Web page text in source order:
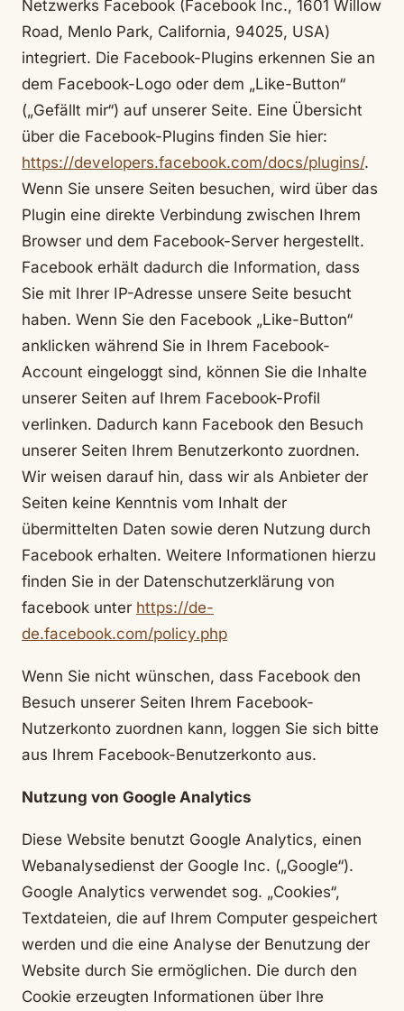
Netzwerks Facebook (Facebook Inc., 1601 Willow
Road, Menlo Park, California, 94025, USA)
integriert. Die Facebook-Plugins erkennen Sie an
dem Facebook-Logo oder dem „Like-Button“
(„Gefällt mir“) auf unserer Seite. Eine Übersicht
über die Facebook-Plugins finden Sie hier:
https://developers.facebook.com/docs/plugins/.
Wenn Sie unsere Seiten besuchen, wird über das
Plugin eine direkte Verbindung zwischen Ihrem
Browser und dem Facebook-Server hergestellt.
Facebook erhält dadurch die Information, dass
Sie mit Ihrer IP-Adresse unsere Seite besucht
haben. Wenn Sie den Facebook „Like-Button“
anklicken während Sie in Ihrem Facebook-
Account eingeloggt sind, können Sie die Inhalte
unserer Seiten auf Ihrem Facebook-Profil
verlinken. Dadurch kann Facebook den Besuch
unserer Seiten Ihrem Benutzerkonto zuordnen.
Wir weisen darauf hin, dass wir als Anbieter der
Seiten keine Kenntnis vom Inhalt der
übermittelten Daten sowie deren Nutzung durch
Facebook erhalten. Weitere Informationen hierzu
finden Sie in der Datenschutzerklärung von
facebook unter https://de-
de.facebook.com/policy.php
Wenn Sie nicht wünschen, dass Facebook den
Besuch unserer Seiten Ihrem Facebook-
Nutzerkonto zuordnen kann, loggen Sie sich bitte
aus Ihrem Facebook-Benutzerkonto aus.
Nutzung von Google Analytics
Diese Website benutzt Google Analytics, einen
Webanalysedienst der Google Inc. („Google“).
Google Analytics verwendet sog. „Cookies“,
Textdateien, die auf Ihrem Computer gespeichert
werden und die eine Analyse der Benutzung der
Website durch Sie ermöglichen. Die durch den
Cookie erzeugten Informationen über Ihre